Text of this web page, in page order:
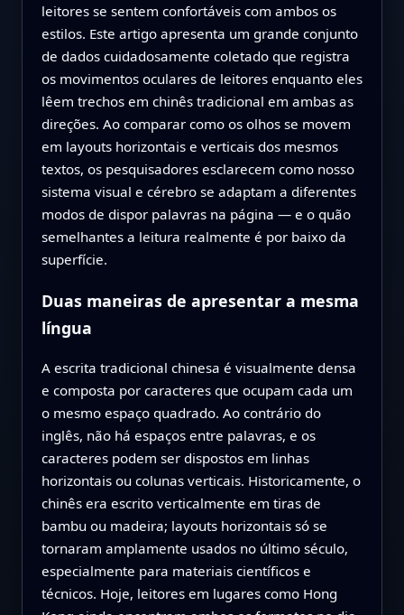
leitores se sentem confortáveis com ambos os
estilos. Este artigo apresenta um grande conjunto
de dados cuidadosamente coletado que registra
os movimentos oculares de leitores enquanto eles
lêem trechos em chinês tradicional em ambas as
direções. Ao comparar como os olhos se movem
em layouts horizontais e verticais dos mesmos
textos, os pesquisadores esclarecem como nosso
sistema visual e cérebro se adaptam a diferentes
modos de dispor palavras na página — e o quão
semelhantes a leitura realmente é por baixo da
superfície.
Duas maneiras de apresentar a mesma
língua
A escrita tradicional chinesa é visualmente densa
e composta por caracteres que ocupam cada um
o mesmo espaço quadrado. Ao contrário do
inglês, não há espaços entre palavras, e os
caracteres podem ser dispostos em linhas
horizontais ou colunas verticais. Historicamente, o
chinês era escrito verticalmente em tiras de
bambu ou madeira; layouts horizontais só se
tornaram amplamente usados no último século,
especialmente para materiais científicos e
técnicos. Hoje, leitores em lugares como Hong